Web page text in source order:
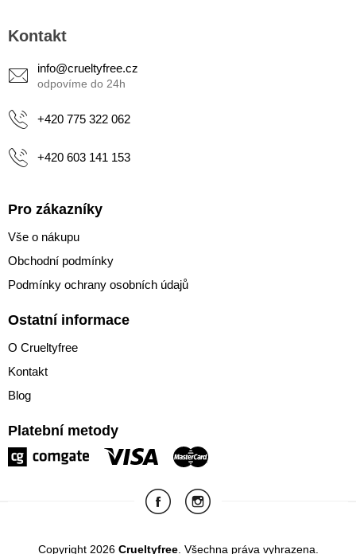
p
a
Kontakt
info@crueltyfree.cz
+420 775 322 062
+420 603 141 153
Pro zákazníky
Vše o nákupu
Obchodní podmínky
Podmínky ochrany osobních údajů
Ostatní informace
O Crueltyfree
Kontakt
Blog
Platební metody
Copyright 2026 Crueltyfree. Všechna práva vyhrazena.